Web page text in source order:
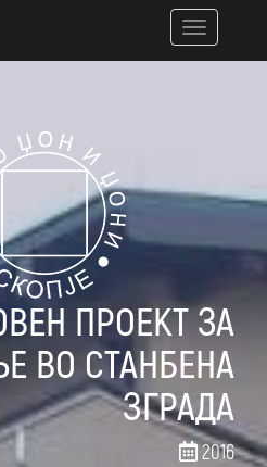
Toggle
ПРОЕКТ ЗА
ВО СТАНБЕНА
ЗГРАДА
2016